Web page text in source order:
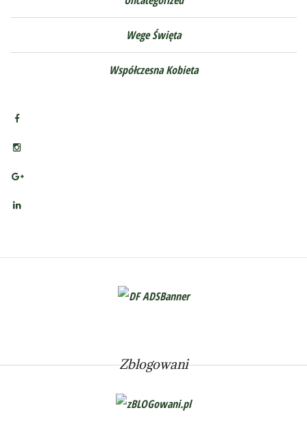
Wege Święta
Współczesna Kobieta
Zblogowani